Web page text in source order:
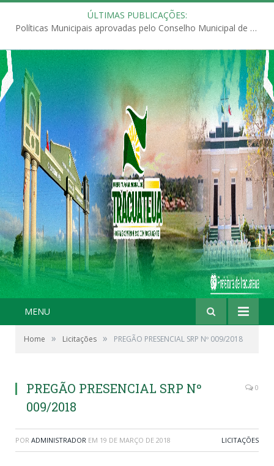
ÚLTIMAS PUBLICAÇÕES:
Políticas Municipais aprovadas pelo Conselho Municipal de Educação (CME)
MENU
Home » Licitações » PREGÃO PRESENCIAL SRP Nº 009/2018
PREGÃO PRESENCIAL SRP Nº
009/2018
0
POR ADMINISTRADOR EM 19 DE MARÇO DE 2018 LICITAÇÕES